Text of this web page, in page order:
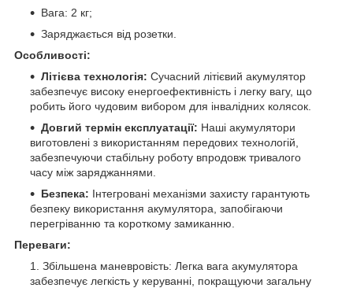
Вага: 2 кг;
Заряджається від розетки.
Особливості:
Літієва технологія: Сучасний літієвий акумулятор
забезпечує високу енергоефективність і легку вагу, що
робить його чудовим вибором для інвалідних колясок.
Довгий термін експлуатації: Наші акумулятори
виготовлені з використанням передових технологій,
забезпечуючи стабільну роботу впродовж тривалого
часу між заряджаннями.
Безпека: Інтегровані механізми захисту гарантують
безпеку використання акумулятора, запобігаючи
перегріванню та короткому замиканню.
Переваги:
Збільшена маневровість: Легка вага акумулятора
забезпечує легкість у керуванні, покращуючи загальну